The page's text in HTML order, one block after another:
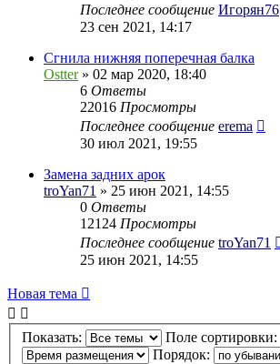
Последнее сообщение Игорян76
23 сен 2021, 14:17
Сгнила нижняя поперечная балка
Ostter» 02 мар 2020, 18:40
6 Ответы
22016 Просмотры
Последнее сообщение erema
30 июл 2021, 19:55
Замена задних арок
troYan71 » 25 июн 2021, 14:55
0 Ответы
12124 Просмотры
Последнее сообщение troYan71
25 июн 2021, 14:55
Новая тема
Показать:
Поле сортировки:
Порядок: